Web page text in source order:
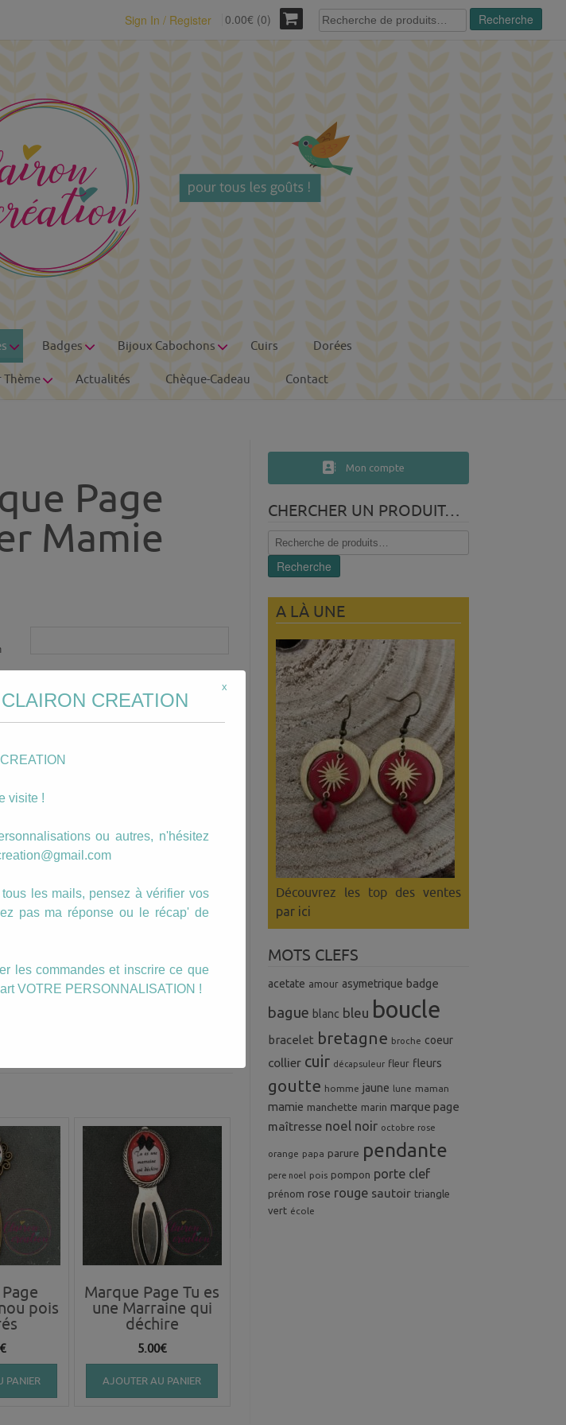
Sign In / Register 0.00€ (0)
Recherche
pour :
Recherche
Badges Bijoux Cabochons Cuirs Dorées
Thème Actualités Chèque-Cadeau Contact
Page
Mamie
avec insertion de motif.
la page) et le joli cabochon dépasse en
pois
PANIER
Marque Page Tu es
une Marraine qui
déchire
5.00€
AJOUTER AU PANIER
Mon compte
CHERCHER UN PRODUIT…
Recherche
pour :
Recherche
A LÀ UNE
Découvrez les top des ventes
par ici
MOTS CLEFS
acetate amour asymetrique badge
bague blanc bleu boucle
bracelet bretagne broche coeur
collier cuir décapsuleur fleur fleurs
goutte homme jaune lune maman
mamie manchette marin marque page
maîtresse noel noir octobre rose
orange papa parure pendante
pere noel pois pompon porte clef
prénom rose rouge sautoir triangle
vert école
CREATION
visite !
ou autres, n'hésitez
les mails, pensez à vérifier vos
pas ma réponse ou le récap' de
les commandes et inscrire ce que
VOTRE PERSONNALISATION !
x